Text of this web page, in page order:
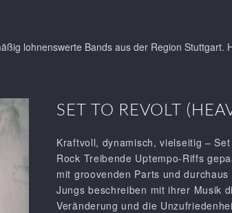
lohnenswerte Bands aus der Region Stuttgart.
SET TO REVOLT
Kraftvoll, dynamisch, vielseitig –
Rock Treibende Uptempo-Riffs
mit groovenden Parts und
Jungs beschreiben mit ihrer Musik
Veränderung und die